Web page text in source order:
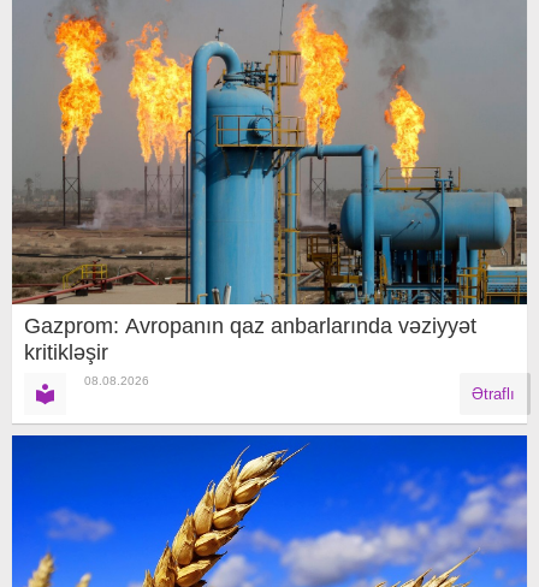
Gazprom: Avropanın qaz anbarlarında vəziyyət
kritikləşir
08.08.2026
Ətraflı